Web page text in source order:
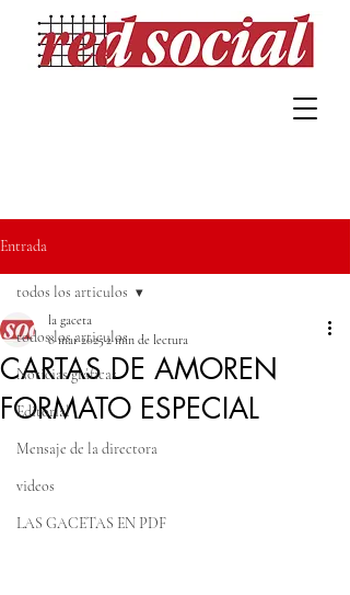
Entrada
todos los articulos
Noticias gráficas
Editorial
Mensaje de la directora
videos
LAS GACETAS EN PDF
todos los articulos
CARTAS DE AMOREN
FORMATO ESPECIAL
la gaceta
8 mar 20252 min de lectura